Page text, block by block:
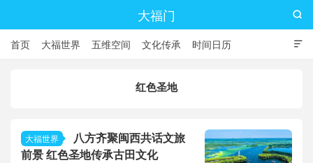
大福门

首页 大福世界 五维空间 文化传承 时间日历

红色圣地
大福世界
八方齐聚闽西共话文旅
前景 红色圣地传承古田文化